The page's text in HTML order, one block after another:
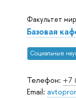
Телефон: +7
Email:
Факультет
Базовая
Социальные